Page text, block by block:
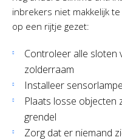
inbrekers niet makkelijk
op een rijtje gezet:
Controleer alle sloten
zolderraam
Installeer
Plaats losse objecten
grendel
Zorg dat er niemand